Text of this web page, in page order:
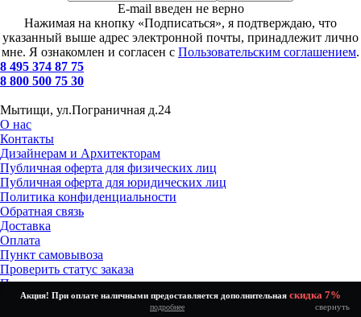
Акция! При оплате наличными предоставляется дополнительная скидка 7%
подробнее свернуть
E-mail введен не верно
Нажимая на кнопку «Подписаться», я подтверждаю, что
указанный выше адрес электронной почты, принадлежит лично
мне. Я ознакомлен и согласен с Пользовательским соглашением.
8 495 374 87 75
8 800 500 75 30
Мытищи, ул.Пограничная д.24
О нас
Контакты
Дизайнерам и Архитекторам
Публичная оферта для физических лиц
Публичная оферта для юридических лиц
Политика конфиденциальности
Обратная связь
Доставка
Оплата
Пункт самовывоза
Проверить статус заказа
Получение и возврат товара
Установка и подключение